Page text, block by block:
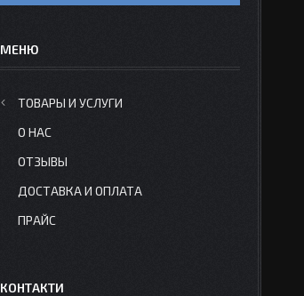
ТОВАРЫ И УСЛУГИ
О НАС
ОТЗЫВЫ
ДОСТАВКА И ОПЛАТА
ПРАЙС
КОНТАКТИ